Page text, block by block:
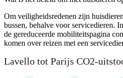
Om veiligheidsredenen zijn
bussen, behalve voor servicedieren.
de gereduceerde mobiliteitspagina
komen over reizen met een
Lavello tot Parijs CO2-